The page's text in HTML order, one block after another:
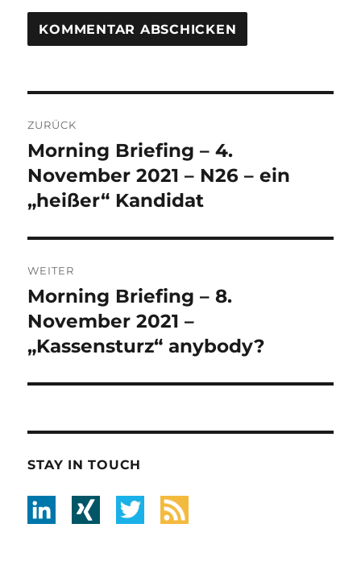
Navigation
ZURÜCK
Vorheriger
Beitrag:
Morning Briefing – 4.
November 2021 – N26 – ein
„heißer“ Kandidat
WEITER
Nächster
Beitrag:
Morning Briefing – 8.
November 2021 –
„Kassensturz“ anybody?
STAY IN TOUCH